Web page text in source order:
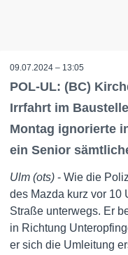
09.07.2024 – 13:05
POL-UL: (BC)
Irrfahrt im
Montag ignorierte
ein Senior
Ulm (ots) - Wie die
des Mazda kurz vor 10
Straße unterwegs. Er
in Richtung
er sich die Umleitung